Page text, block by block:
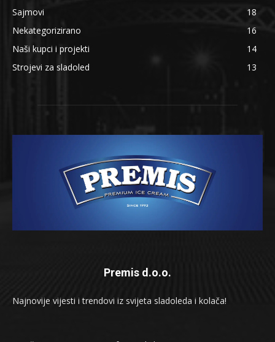
Sajmovi
18
Nekategorizirano
16
Naši kupci i projekti
14
Strojevi za sladoled
13
Premis d.o.o.
Najnovije vijesti i trendovi iz svijeta sladoleda i kolača!